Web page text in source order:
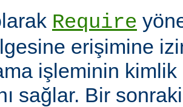
Require
erişimine
işleminin kimlik
sağlar. Bir